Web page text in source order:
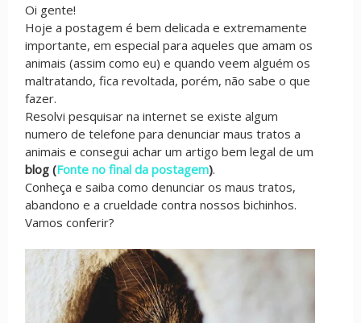
Oi gente!
Hoje a postagem é bem delicada e extremamente
importante, em especial para aqueles que amam os
animais (assim como eu) e quando veem alguém os
maltratando, fica revoltada, porém, não sabe o que
fazer.
Resolvi pesquisar na internet se existe algum
numero de telefone para denunciar maus tratos a
animais e consegui achar um artigo bem legal de um
blog (Fonte no final da postagem).
Conheça e saiba como denunciar os maus tratos,
abandono e a crueldade contra nossos bichinhos.
Vamos conferir?